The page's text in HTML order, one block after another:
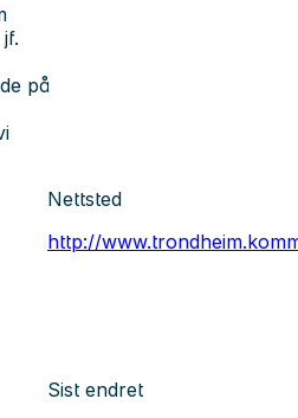
på
Nettsted
http://
Sist endret